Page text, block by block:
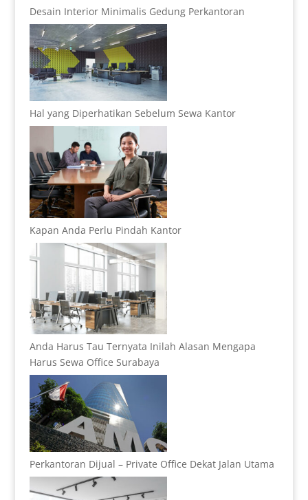
Desain Interior Minimalis Gedung Perkantoran
Hal yang Diperhatikan Sebelum Sewa Kantor
Kapan Anda Perlu Pindah Kantor
Anda Harus Tau Ternyata Inilah Alasan Mengapa
Harus Sewa Office Surabaya
Perkantoran Dijual – Private Office Dekat Jalan Utama